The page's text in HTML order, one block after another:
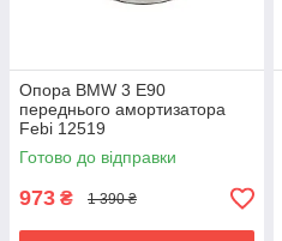
Опора BMW 3 E90
переднього амортизатора
Febi 12519
Готово до відправки
973 ₴ 1 390 ₴